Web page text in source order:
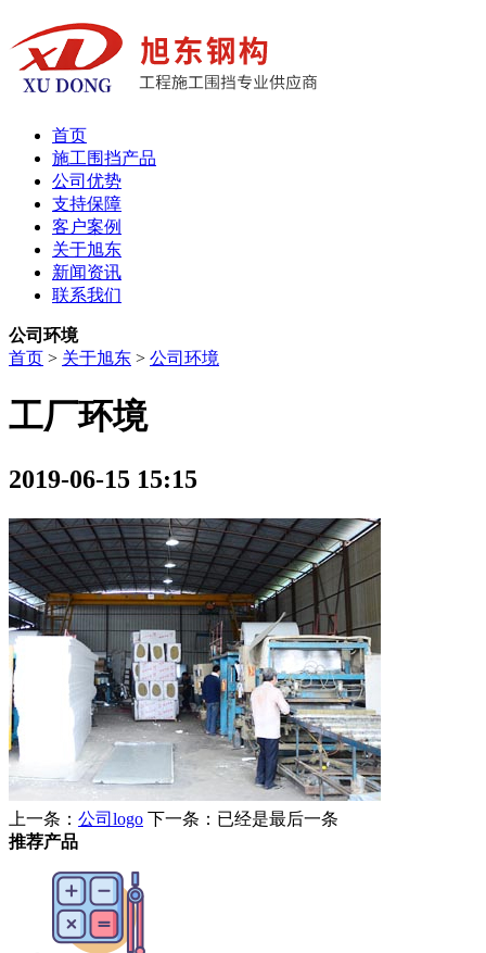
首页
施工围挡产品
公司优势
支持保障
客户案例
关于旭东
新闻资讯
联系我们
公司环境
首页 > 关于旭东 > 公司环境
工厂环境
2019-06-15 15:15
上一条： 公司logo 下一条：已经是最后一条
推荐产品